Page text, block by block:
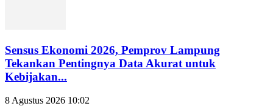
Sensus Ekonomi 2026, Pemprov Lampung
Tekankan Pentingnya Data Akurat untuk
Kebijakan...
8 Agustus 2026 10:02